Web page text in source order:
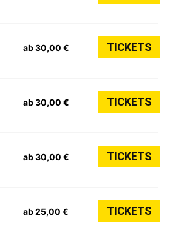
ab 30,00 € TICKETS
ab 30,00 € TICKETS
ab 30,00 € TICKETS
ab 25,00 € TICKETS